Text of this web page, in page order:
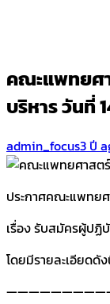
คณะแพทยศ
บริหาร วันที่
admin_focus3 ปี
ประกาศคณะแพทย
เรื่อง รับสมัครผู้ปฏิ
โดยมีรายละเอียดดั